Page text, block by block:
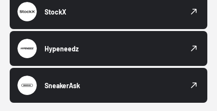
StockX
Hypeneedz
SneakerAsk